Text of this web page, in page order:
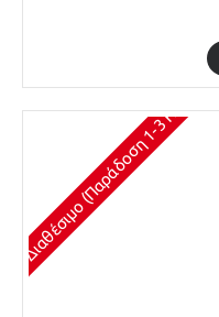
Διαθέσιμο (Παράδοση 1-3 Ημέρες)